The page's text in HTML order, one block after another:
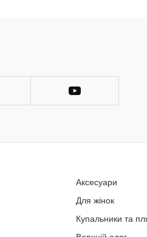
Аксесуари
Для жінок
Купальники та